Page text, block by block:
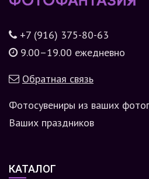
+7 (916) 375-80-63
9.00–19.00 ежедневно
Обратная связь
Фотосувениры из ваших
Ваших праздников
КАТАЛОГ